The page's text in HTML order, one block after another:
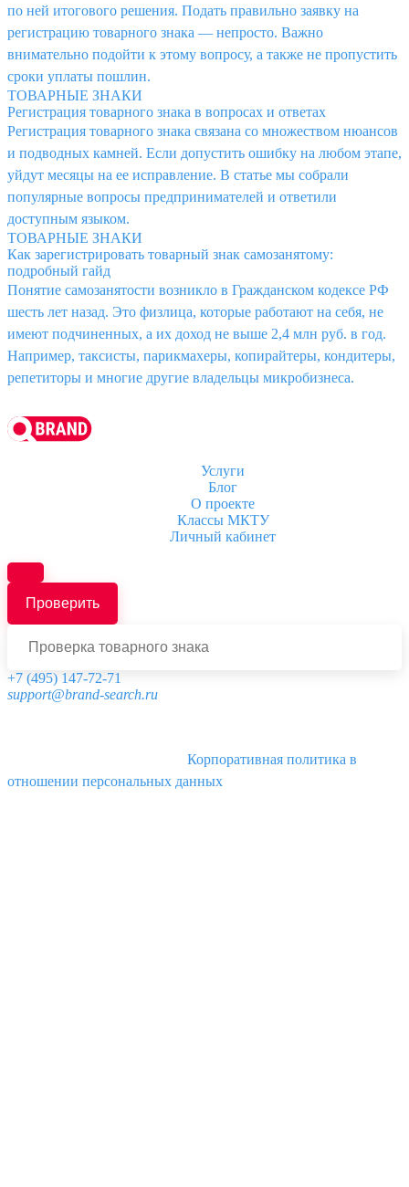
по ней итогового решения. Подать правильно заявку на
регистрацию товарного знака — непросто. Важно
внимательно подойти к этому вопросу, а также не пропустить
сроки уплаты пошлин.
ТОВАРНЫЕ ЗНАКИ
Регистрация товарного знака в вопросах и ответах
Регистрация товарного знака связана со множеством нюансов
и подводных камней. Если допустить ошибку на любом этапе,
уйдут месяцы на ее исправление. В статье мы собрали
популярные вопросы предпринимателей и ответили
доступным языком.
ТОВАРНЫЕ ЗНАКИ
Как зарегистрировать товарный знак самозанятому:
подробный гайд
Понятие самозанятости возникло в Гражданском кодексе РФ
шесть лет назад. Это физлица, которые работают на себя, не
имеют подчиненных, а их доход не выше 2,4 млн руб. в год.
Например, таксисты, парикмахеры, копирайтеры, кондитеры,
репетиторы и многие другие владельцы микробизнеса.
Услуги
Блог
О проекте
Классы МКТУ
Личный кабинет
Проверить
+7 (495) 147-72-71
support@brand-search.ru
Корпоративная политика в
отношении персональных данных